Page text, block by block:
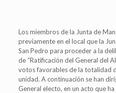
Los miembros de la Junta de
previamente en el local que la
San Pedro para proceder a la
de “Ratificación del General del
votos favorables de la totalidad
unidad. A continuación se han
General electo, en un acto que